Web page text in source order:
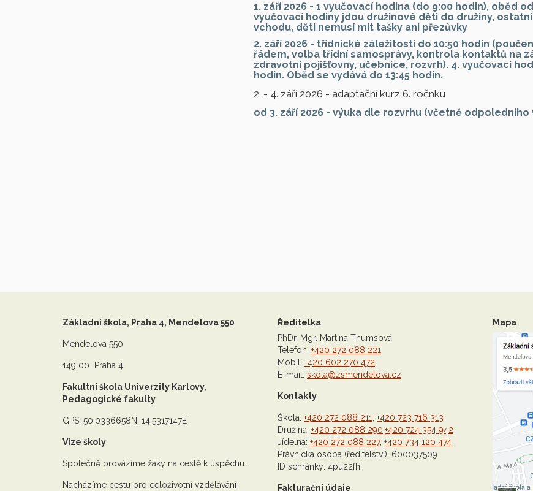
1. září 2026 - 1 vyučovací hodina (do 9:00 hodin), oběd
vyučovací hodiny jdou družinové děti do družiny,
vchodu, děti nemusí mít tašky ani přezůvky
2. září 2026 - třídnické záležitosti do 10:50 hodin
řádem, volba třídní samosprávy, kontrola kontaktů na
zdravotní pojišťovny, učebnice, rozvrh). 4. vyučovací
hodin. Oběd se vydává do 13:45 hodin.
2. - 4. září 2026 - adaptační kurz 6. ročnku
od 3. září 2026 - výuka dle rozvrhu (včetně odpoledního
Základní škola, Praha 4, Mendelova 550
Mendelova 550
149 00 Praha 4
Fakultní škola Univerzity Karlovy,
Pedagogické fakulty
GPS: 50.0336658N, 14.5317147E
Vize školy
Společně provázíme žáky na cestě k úspěchu.
Nacházíme cestu pro celoživotní vzdělávání
Ředitelka
PhDr. Mgr. Martina Thumsová
Telefon: +420 272 088 221
Mobil: +420 602 270 472
E-mail: skola@zsmendelova.cz
Kontakty
Škola: +420 272 088 211 +420 723 716 313
Družina: +420 272 088 290 +420 724 354 942
Jídelna: +420 272 088 227, +420 734 120 474
Právnická osoba (ředitelství): 600037509
ID schránky: 4pu22fh
Fakturační údaje
Mapa